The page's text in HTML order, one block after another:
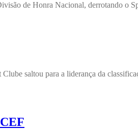
de Honra Nacional, derrotando o
saltou para a liderança da